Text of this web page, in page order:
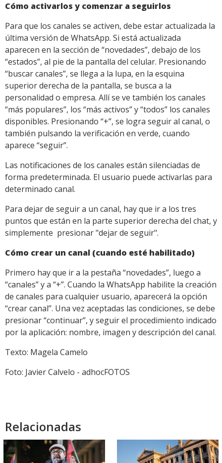
Cómo activarlos y comenzar a seguirlos
Para que los canales se activen, debe estar actualizada la
última versión de WhatsApp. Si está actualizada
aparecen en la sección de “novedades”, debajo de los
“estados”, al pie de la pantalla del celular. Presionando
“buscar canales”, se llega a la lupa, en la esquina
superior derecha de la pantalla, se busca a la
personalidad o empresa. Allí se ve también los canales
“más populares”, los “más activos” y “todos” los canales
disponibles. Presionando “+”, se logra seguir al canal, o
también pulsando la verificación en verde, cuando
aparece “seguir”.
Las notificaciones de los canales están silenciadas de
forma predeterminada. El usuario puede activarlas para
determinado canal.
Para dejar de seguir a un canal, hay que ir a los tres
puntos que están en la parte superior derecha del chat, y
simplemente presionar "dejar de seguir".
Cómo crear un canal (cuando esté habilitado)
Primero hay que ir a la pestaña “novedades”, luego a
“canales” y a “+”. Cuando la WhatsApp habilite la creación
de canales para cualquier usuario, aparecerá la opción
“crear canal”. Una vez aceptadas las condiciones, se debe
presionar “continuar”, y seguir el procedimiento indicado
por la aplicación: nombre, imagen y descripción del canal.
Texto: Magela Camelo
Foto: Javier Calvelo - adhocFOTOS
Relacionadas